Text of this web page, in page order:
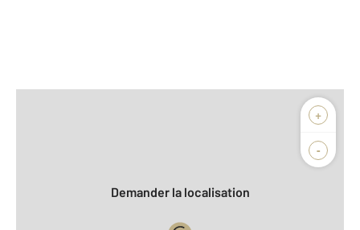
+
-
Demander la localisation